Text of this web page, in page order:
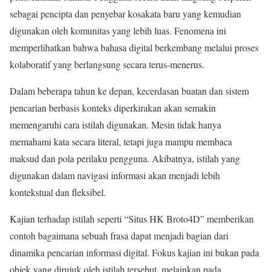
sebagai pencipta dan penyebar kosakata baru yang kemudian
digunakan oleh komunitas yang lebih luas. Fenomena ini
memperlihatkan bahwa bahasa digital berkembang melalui proses
kolaboratif yang berlangsung secara terus-menerus.
Dalam beberapa tahun ke depan, kecerdasan buatan dan sistem
pencarian berbasis konteks diperkirakan akan semakin
memengaruhi cara istilah digunakan. Mesin tidak hanya
memahami kata secara literal, tetapi juga mampu membaca
maksud dan pola perilaku pengguna. Akibatnya, istilah yang
digunakan dalam navigasi informasi akan menjadi lebih
kontekstual dan fleksibel.
Kajian terhadap istilah seperti “Situs HK Broto4D” memberikan
contoh bagaimana sebuah frasa dapat menjadi bagian dari
dinamika pencarian informasi digital. Fokus kajian ini bukan pada